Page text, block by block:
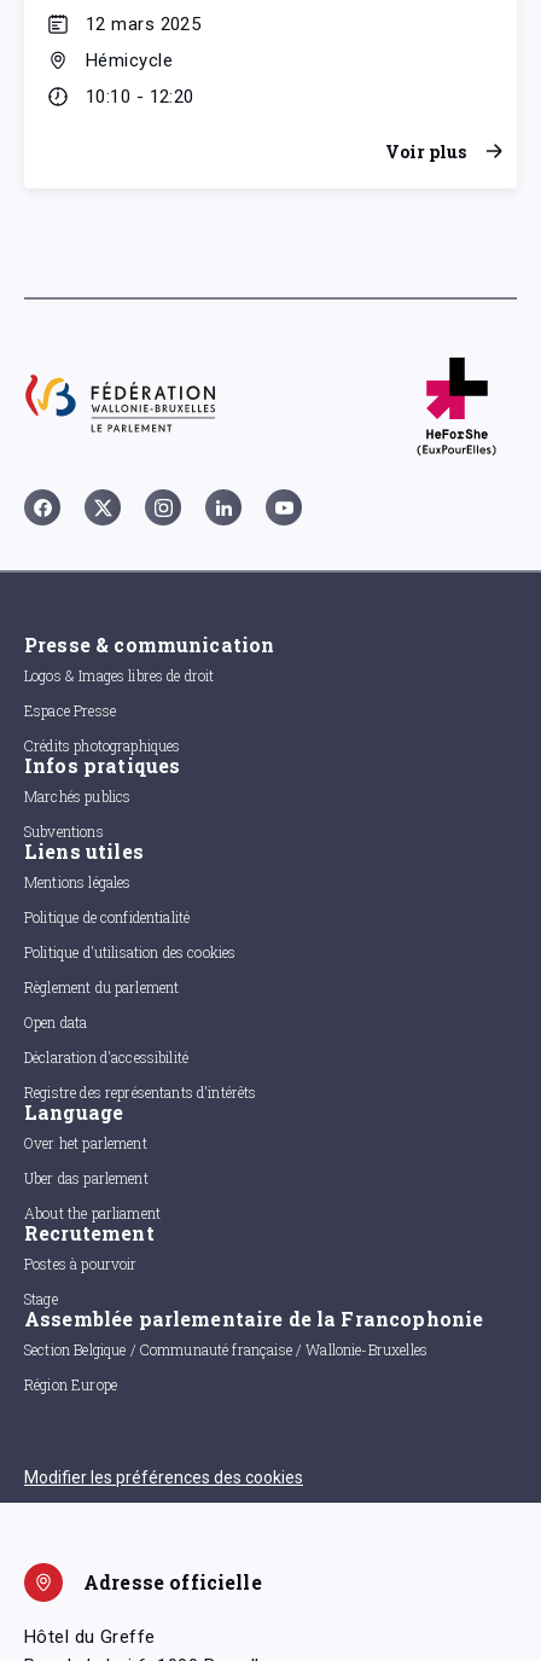
12 mars 2025
Hémicycle
10:10 - 12:20
Voir plus
Presse & communication
Logos & Images libres de droit
Espace Presse
Crédits photographiques
Infos pratiques
Marchés publics
Subventions
Liens utiles
Mentions légales
Politique de confidentialité
Politique d'utilisation des cookies
Règlement du parlement
Open data
Déclaration d'accessibilité
Registre des représentants d'intérêts
Language
Over het parlement
Uber das parlement
About the parliament
Recrutement
Postes à pourvoir
Stage
Assemblée parlementaire de la Francophonie
Section Belgique / Communauté française / Wallonie-Bruxelles
Région Europe
Modifier les préférences des cookies
Adresse officielle
Hôtel du Greffe